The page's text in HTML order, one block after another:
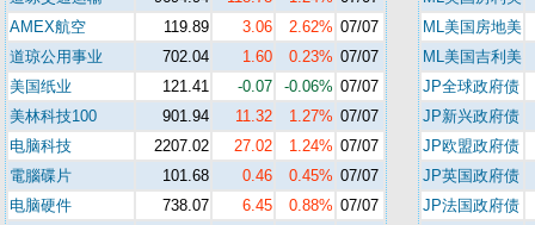
AMEX航空
119.89 3.06 2.62% 07/07
道琼公用事业
702.04 1.60 0.23% 07/07
美国纸业
121.41 -0.07 -0.06% 07/07
美林科技100
901.94 11.32 1.27% 07/07
电脑科技
2207.02 27.02 1.24% 07/07
電腦碟片
101.68 0.46 0.45% 07/07
电脑硬件
738.07 6.45 0.88% 07/07
ML美国房地美
ML美国吉利美
JP全球政府债
JP新兴政府债
JP欧盟政府债
JP英国政府债
JP法国政府债